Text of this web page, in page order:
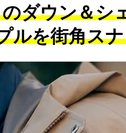
ダウン＆シ
ルを街角ス